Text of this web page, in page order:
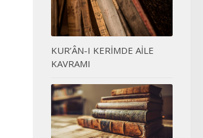
KUR’ÂN-I KERİMDE AİLE
KAVRAMI